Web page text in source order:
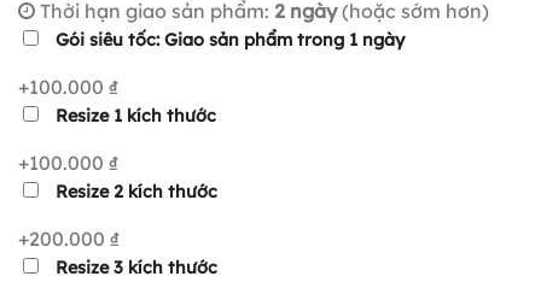
Thời hạn giao sản phẩm: 2 ngày(hoặc sớm hơn)
Gói siêu tốc: Giao sản phẩm trong 1 ngày
+100.000 ₫
Resize 1 kích thước
+100.000 ₫
Resize 2 kích thước
+200.000 ₫
Resize 3 kích thước